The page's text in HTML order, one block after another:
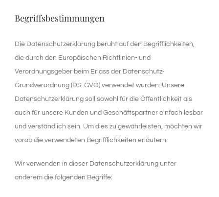
Begriffsbestimmungen
Die Datenschutzerklärung beruht auf den Begrifflichkeiten,
die durch den Europäischen Richtlinien- und
Verordnungsgeber beim Erlass der Datenschutz-
Grundverordnung (DS-GVO) verwendet wurden. Unsere
Datenschutzerklärung soll sowohl für die Öffentlichkeit als
auch für unsere Kunden und Geschäftspartner einfach lesbar
und verständlich sein. Um dies zu gewährleisten, möchten wir
vorab die verwendeten Begrifflichkeiten erläutern.
Wir verwenden in dieser Datenschutzerklärung unter
anderem die folgenden Begriffe: